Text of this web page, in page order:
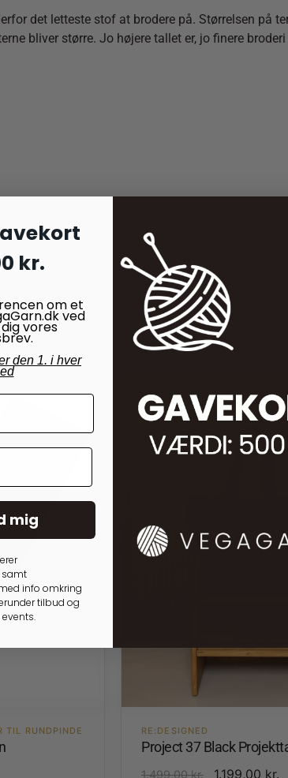
det letteste stof at brodere på. Størrelsen på
bliver større. Jo højere tallet er, jo finere
TIL RUNDPINDE RE:DESIGNED
Project 37 Black
1.499,00kr. 1.199,00 kr.
kr.
om et
ved
vores
den 1. i hver
mig
samt
info omkring
tilbud og